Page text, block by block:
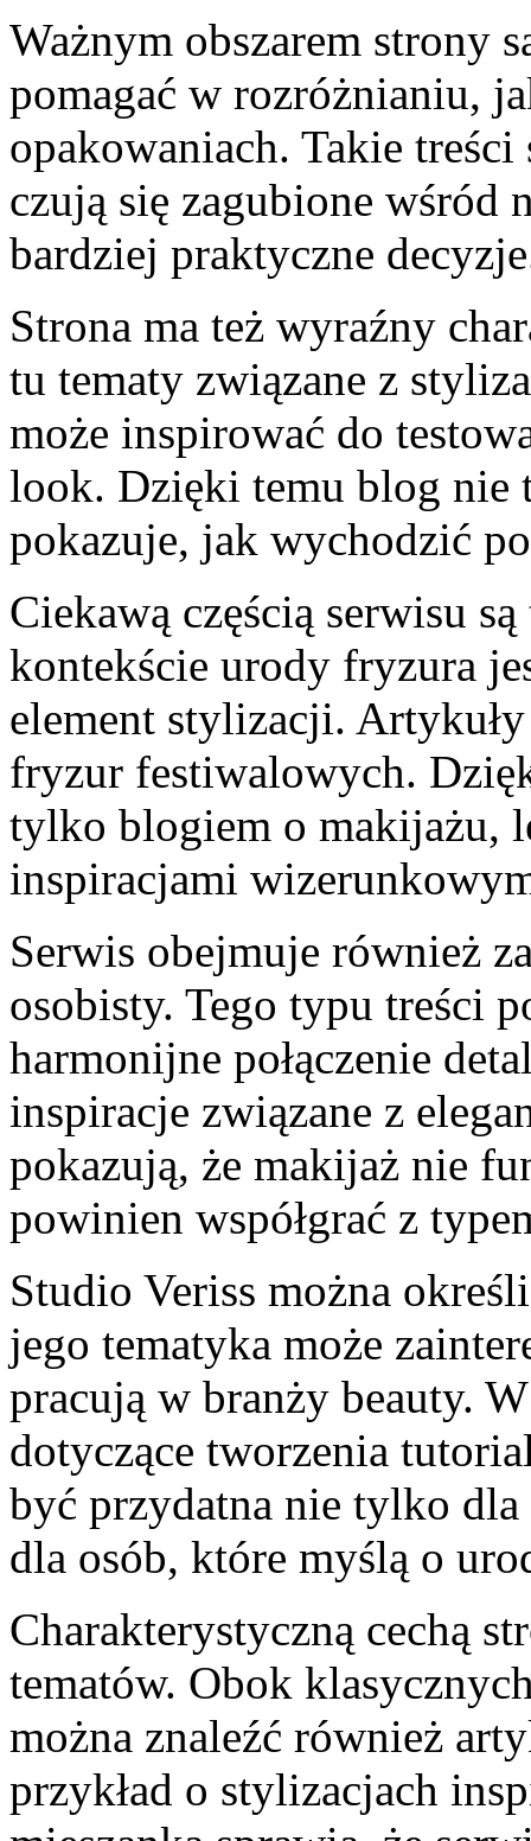
Ważnym obszarem strony
pomagać w rozróżnianiu,
opakowaniach. Takie
czują się zagubione wśród
bardziej praktyczne
Strona ma też wyraźny
tu tematy związane z
może inspirować do
look. Dzięki temu blog nie
pokazuje, jak wychodzić
Ciekawą częścią serwisu
kontekście urody fryzura
element stylizacji.
fryzur festiwalowych.
tylko blogiem o makijażu,
inspiracjami
Serwis obejmuje również
osobisty. Tego typu treści
harmonijne połączenie
inspiracje związane z
pokazują, że makijaż nie
powinien współgrać z
Studio Veriss można
jego tematyka może
pracują w branży beauty.
dotyczące tworzenia
być przydatna nie tylko dla
dla osób, które myślą o
Charakterystyczną cechą
tematów. Obok
można znaleźć również
przykład o stylizacjach